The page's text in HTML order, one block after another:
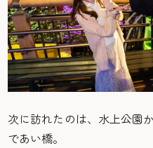
次に訪れたのは、水上公園
であい橋。